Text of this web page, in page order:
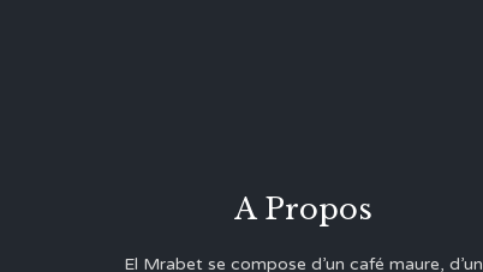
A Propos
El Mrabet se compose d’un café maure, d’un